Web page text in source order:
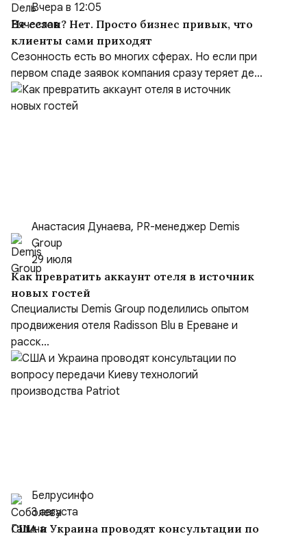
Вчера в 12:05
Не сезон? Нет. Просто бизнес привык, что
клиенты сами приходят
Сезонность есть во многих сферах. Но если при
первом спаде заявок компания сразу теряет де...
Анастасия Дунаева, PR-менеджер Demis
Group
29 июля
Как превратить аккаунт отеля в источник
новых гостей
Специалисты Demis Group поделились опытом
продвижения отеля Radisson Blu в Ереване и
расск...
Белрусинфо
3 августа
США и Украина проводят консультации по